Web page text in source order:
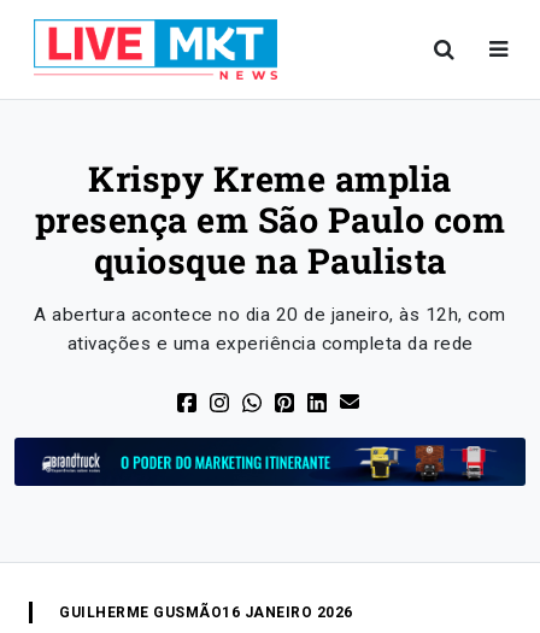
Krispy Kreme amplia
presença em São Paulo com
quiosque na Paulista
A abertura acontece no dia 20 de janeiro, às 12h, com
ativações e uma experiência completa da rede
GUILHERME GUSMÃO16 JANEIRO 2026